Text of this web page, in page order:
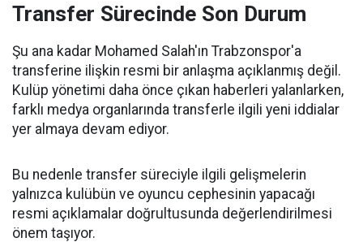
Transfer Sürecinde Son Durum
Şu ana kadar Mohamed Salah'ın Trabzonspor'a
transferine ilişkin resmi bir anlaşma açıklanmış değil.
Kulüp yönetimi daha önce çıkan haberleri yalanlarken,
farklı medya organlarında transferle ilgili yeni iddialar
yer almaya devam ediyor.
Bu nedenle transfer süreciyle ilgili gelişmelerin
yalnızca kulübün ve oyuncu cephesinin yapacağı
resmi açıklamalar doğrultusunda değerlendirilmesi
önem taşıyor.